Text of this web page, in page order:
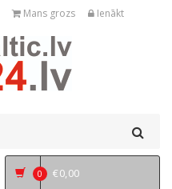
Mans grozs Ienākt
0 €0,00